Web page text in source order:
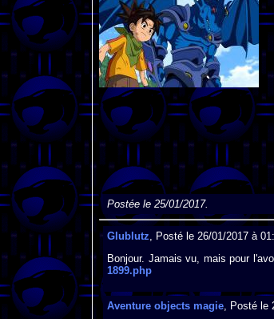
Postée le 25/01/2017.
Glublutz, Posté le 26/01/2017 à
Bonjour. Jamais vu, mais pour
1899.php
Aventure objects magie, Posté le